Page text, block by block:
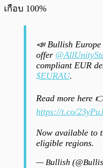
เกือบ 100%
📣 Bullish
offer
compliant EUR
$EURAU.
Read more here
https://t.co/
Now available to
eligible regions.
— Bullish